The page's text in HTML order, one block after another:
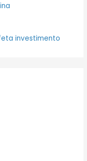
investimento